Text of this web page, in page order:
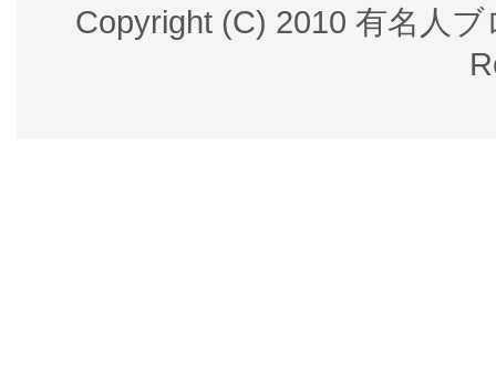
Copyright (C) 2010 有名人